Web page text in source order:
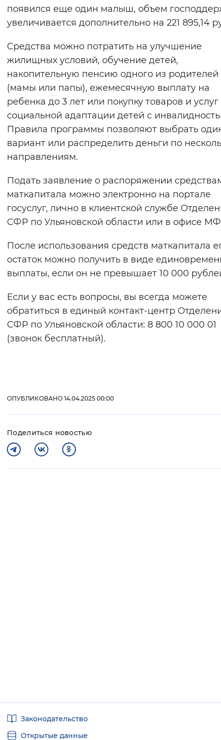
появился еще один малыш, объем
увеличивается дополнительно на 221 895,14
Средства можно потратить на улучшение
жилищных условий, обучение детей,
накопительную пенсию одного из родителей
(мамы или папы), ежемесячную выплату на
ребенка до 3 лет или покупку товаров и
социальной адаптации детей с
Правила программы позволяют выбрать
вариант или распределить деньги по
направлениям.
Подать заявление о распоряжении
маткапитала можно электронно на портале
госуслуг, лично в клиентской службе
СФР по Ульяновской области или в офисе
После использования средств маткапитала
остаток можно получить в виде
выплаты, если он не превышает 10 000
Если у вас есть вопросы, вы всегда можете
обратиться в единый контакт-центр
СФР по Ульяновской области: 8 800 10 000 01
(звонок бесплатный).
ОПУБЛИКОВАНО 14.04.2025 00:00
Поделиться новостью
ссылкиЗаконодательство
Открытые данные